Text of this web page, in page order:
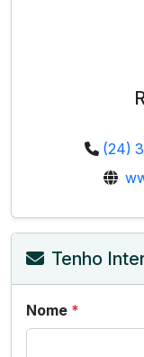
(24)
Tenho
Nome *